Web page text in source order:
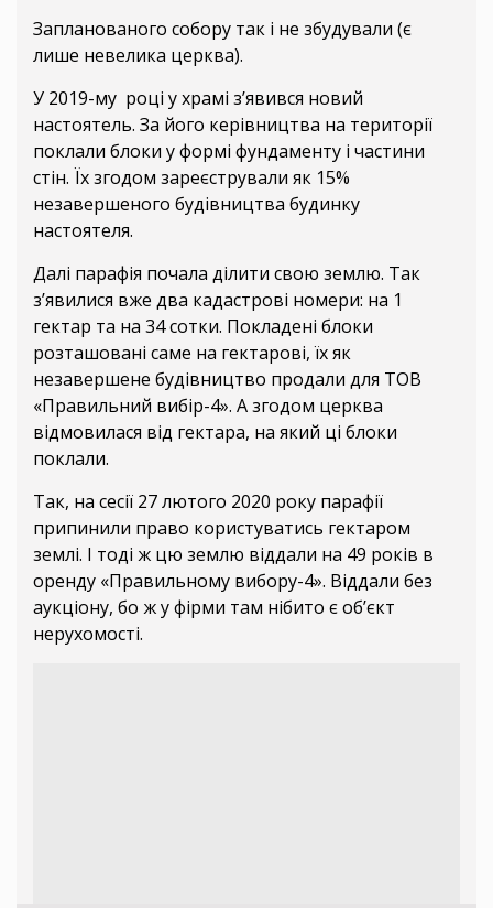
Запланованого собору так і не збудували (є
лише невелика церква).
У 2019-му році у храмі з’явився новий
настоятель. За його керівництва на території
поклали блоки у формі фундаменту і частини
стін. Їх згодом зареєстрували як 15%
незавершеного будівництва будинку
настоятеля.
Далі парафія почала ділити свою землю. Так
з’явилися вже два кадастрові номери: на 1
гектар та на 34 сотки. Покладені блоки
розташовані саме на гектарові, їх як
незавершене будівництво продали для ТОВ
«Правильний вибір-4». А згодом церква
відмовилася від гектара, на який ці блоки
поклали.
Так, на сесії 27 лютого 2020 року парафії
припинили право користуватись гектаром
землі. І тоді ж цю землю віддали на 49 років в
оренду «Правильному вибору-4». Віддали без
аукціону, бо ж у фірми там нібито є об’єкт
нерухомості.